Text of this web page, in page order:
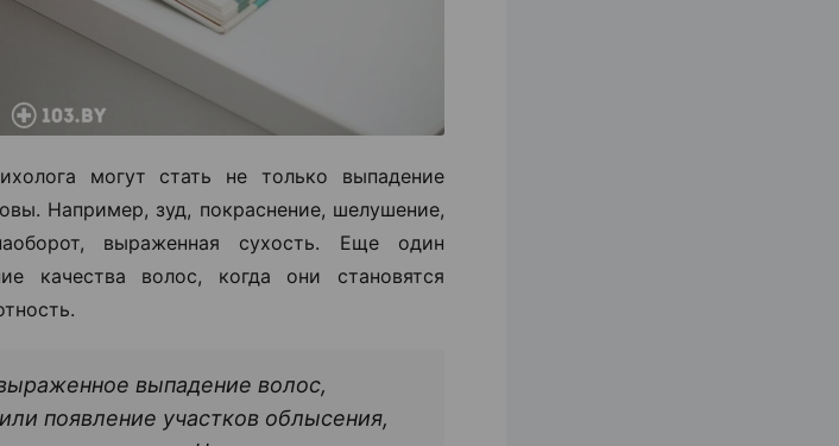
могут стать не только выпадение
Например, зуд, покраснение, шелушение,
выраженная сухость. Еще один
качества волос, когда они становятся
выпадение волос,
появление участков облысения,